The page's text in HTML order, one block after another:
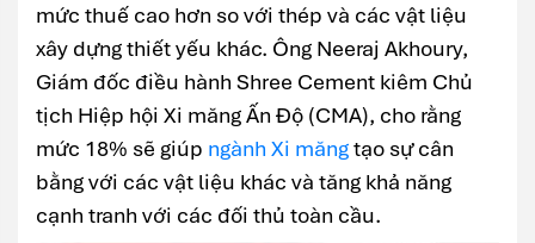
mức thuế cao hơn so với thép và các vật liệu
xây dựng thiết yếu khác. Ông Neeraj Akhoury,
Giám đốc điều hành Shree Cement kiêm Chủ
tịch Hiệp hội Xi măng Ấn Độ (CMA), cho rằng
mức 18% sẽ giúp ngành Xi măngtạo sự cân
bằng với các vật liệu khác và tăng khả năng
cạnh tranh với các đối thủ toàn cầu.